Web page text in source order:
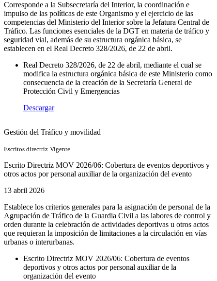
Corresponde a la Subsecretaría del Interior, la coordinación e
impulso de las políticas de este Organismo y el ejercicio de las
competencias del Ministerio del Interior sobre la Jefatura Central de
Tráfico. Las funciones esenciales de la DGT en materia de tráfico y
seguridad vial, además de su estructura orgánica básica, se
establecen en el Real Decreto 328/2026, de 22 de abril.
Real Decreto 328/2026, de 22 de abril, mediante el cual se
modifica la estructura orgánica básica de este Ministerio como
consecuencia de la creación de la Secretaría General de
Protección Civil y Emergencias
Descargar
Gestión del Tráfico y movilidad
Escritos directriz Vigente
Escrito Directriz MOV 2026/06: Cobertura de eventos deportivos y
otros actos por personal auxiliar de la organización del evento​
13 abril 2026
Establece los criterios generales para la asignación de personal de la
Agrupación de Tráfico de la Guardia Civil a las labores de control y
orden durante la celebración de actividades deportivas u otros actos
que requieran la imposición de limitaciones a la circulación en vías
urbanas o interurbanas.
Escrito Directriz MOV 2026/06: Cobertura de eventos
deportivos y otros actos por personal auxiliar de la
organización del evento